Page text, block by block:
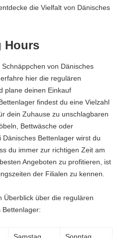
die Vielfalt von Dänisches
Hours
von Dänisches
hier die regulären
plane deinen Einkauf
findest du eine Vielzahl
dein Zuhause zu unschlagbaren
Bettwäsche oder
Bettenlager wirst du
du immer zur richtigen Zeit am
Angeboten zu profitieren, ist
der Filialen zu kennen.
Überblick über die regulären
Bettenlager: